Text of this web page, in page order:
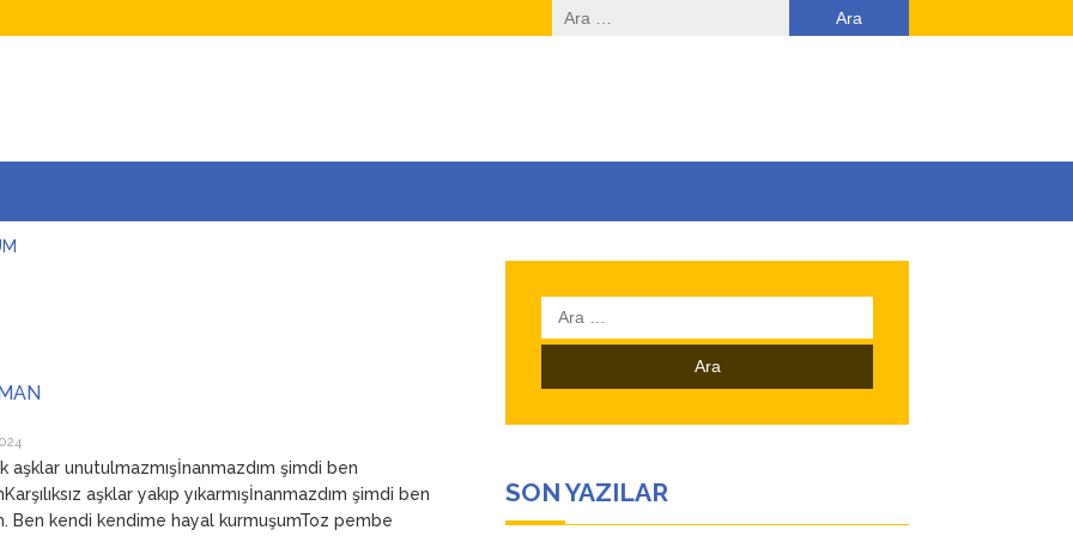
Arama:
aşklar unutulmazmışİnanmazdım şimdi ben
aşklar yakıp yıkarmışİnanmazdım şimdi ben
Ben kendi kendime hayal kurmuşumToz pembe
Arama:
SON YAZILAR